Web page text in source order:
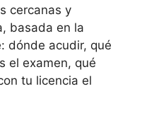
cercanas y
basada en la
dónde acudir, qué
el examen, qué
tu licencia el